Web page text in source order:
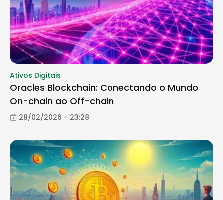
Ativos Digitais
Oracles Blockchain: Conectando o Mundo
On-chain ao Off-chain
28/02/2026 - 23:28